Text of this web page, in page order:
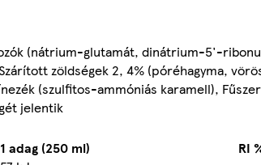
(nátrium-glutamát, dinátrium-5'-
zöldségek 2, 4% (póréhagyma,
(szulfitos-ammóniás karamell),
jelentik
1 adag (250 ml)
RI